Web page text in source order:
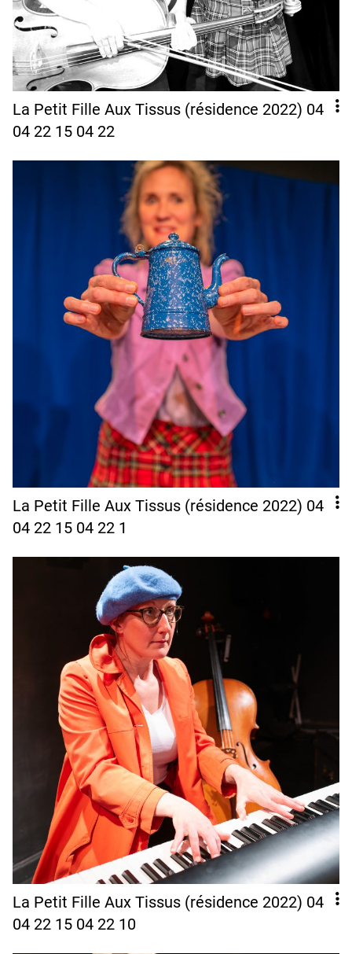
La Petit Fille Aux Tissus (résidence 2022) 04
04 22 15 04 22
La Petit Fille Aux Tissus (résidence 2022) 04
04 22 15 04 22 1
La Petit Fille Aux Tissus (résidence 2022) 04
04 22 15 04 22 10